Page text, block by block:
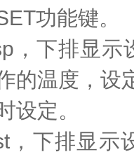
功能键。
，下排显
的温度，设
设定。
，下排显